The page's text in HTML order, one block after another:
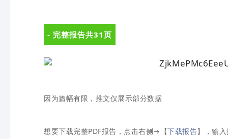
- 完整报告共31页
因为篇幅有限，推文仅展示部分数据
想要下载完整PDF报告，点击右侧→【下载报告】，输